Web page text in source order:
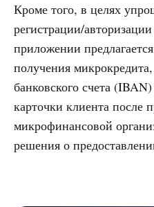
Кроме того, в целях
регистрации/
приложении
получения
банковского счета
карточки клиента после
микрофинансовой
решения о